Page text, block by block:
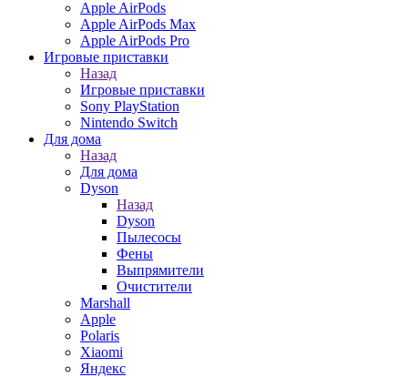
Apple AirPods
Apple AirPods Max
Apple AirPods Pro
Игровые приставки
Назад
Игровые приставки
Sony PlayStation
Nintendo Switch
Для дома
Назад
Для дома
Dyson
Назад
Dyson
Пылесосы
Фены
Выпрямители
Очистители
Marshall
Apple
Polaris
Xiaomi
Яндекс